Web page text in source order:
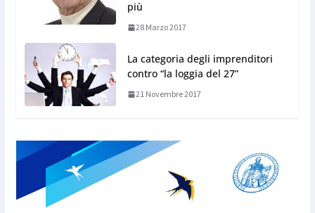
più
28 Marzo 2017
La categoria degli imprenditori
contro “la loggia del 27”
21 Novembre 2017